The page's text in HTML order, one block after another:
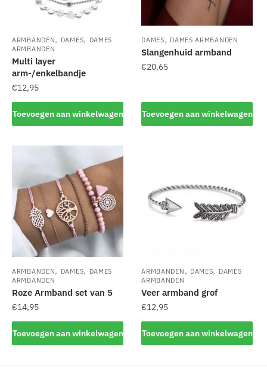
ARMBANDEN, DAMES, DAMES
ARMBANDEN
Multi layer
arm-/enkelbandje
€12,95
Toevoegen aan winkelwagen
DAMES, DAMES ARMBANDEN
Slangenhuid armband
€20,65
Toevoegen aan winkelwagen
ARMBANDEN, DAMES, DAMES
ARMBANDEN
Roze Armband set van 5
€14,95
Toevoegen aan winkelwagen
ARMBANDEN , DAMES, DAMES
ARMBANDEN
Veer armband grof
€12,95
Toevoegen aan winkelwagen